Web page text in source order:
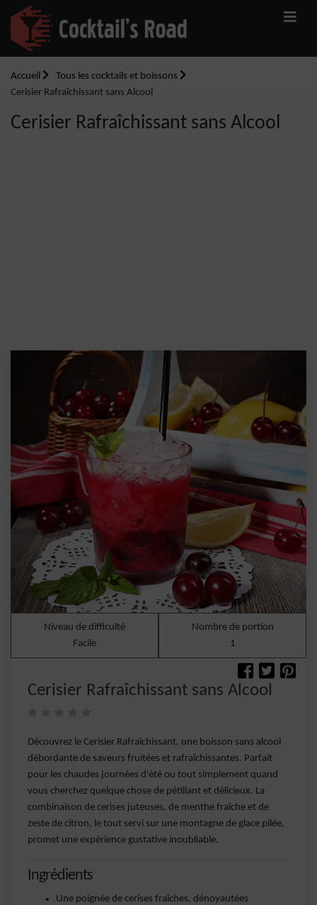
Accueil
Tous les cocktails et boissons
Cerisier Rafraîchissant sans Alcool
Cerisier Rafraîchissant sans Alcool
Niveau de difficulté
Facile
Nombre de portion
1
Cerisier Rafraîchissant sans Alcool
Découvrez le Cerisier Rafraîchissant, une boisson sans alcool
débordante de saveurs fruitées et rafraîchissantes. Parfait
pour les chaudes journées d'été ou tout simplement quand
vous cherchez quelque chose de pétillant et délicieux. La
combinaison de cerises juteuses, de menthe fraîche et de
zeste de citron, le tout servi sur une montagne de glace pilée,
promet une expérience gustative inoubliable.
Ingrédients
Une poignée de cerises fraîches, dénoyautées